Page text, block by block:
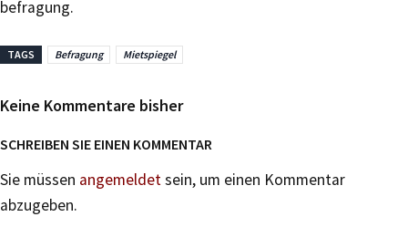
befragung.
TAGS Befragung Mietspiegel
Keine Kommentare bisher
SCHREIBEN SIE EINEN KOMMENTAR
Sie müssen angemeldetsein, um einen Kommentar
abzugeben.